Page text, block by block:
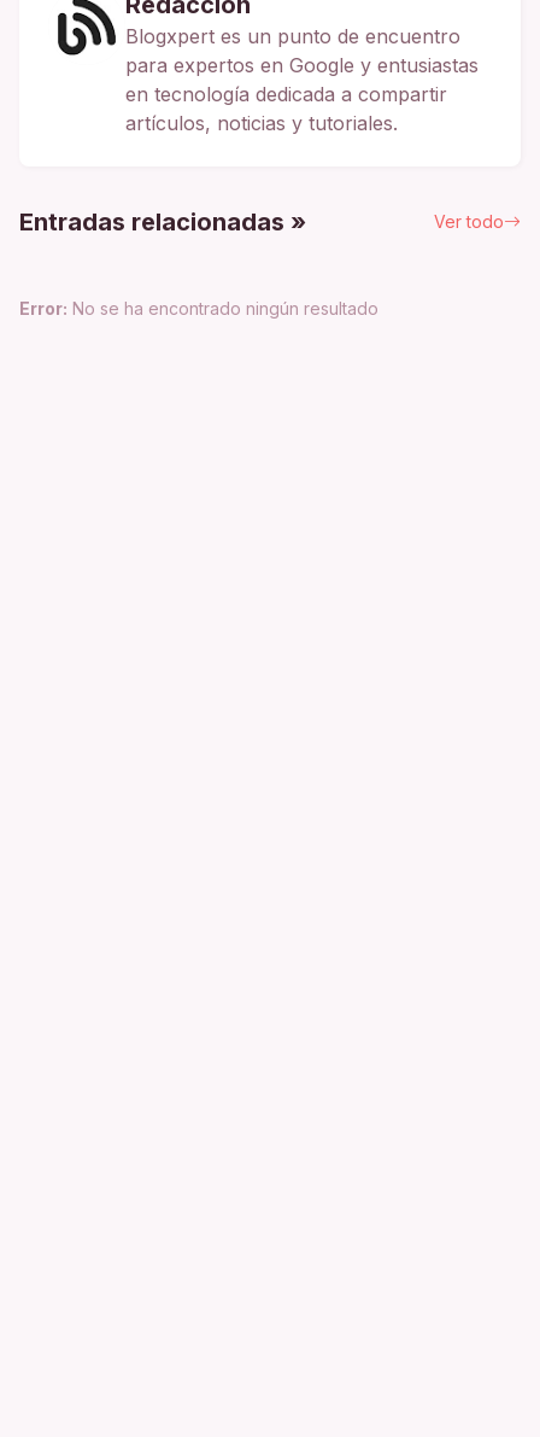
Blogxpert es un punto de encuentro
para expertos en Google y entusiastas
en tecnología dedicada a compartir
artículos, noticias y tutoriales.
Entradas relacionadas » Ver todo
Error: No se ha encontrado ningún resultado